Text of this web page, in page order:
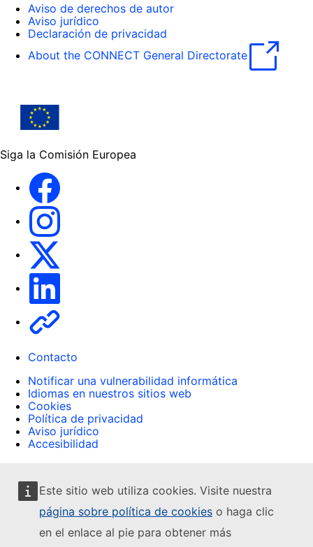
Este sitio web utiliza cookies. Visite nuestra
página sobre política de cookies o haga clic
en el enlace al pie para obtener más
Aviso de derechos de autor
Aviso jurídico
Declaración de privacidad
About the CONNECT General Directorate
Siga la Comisión Europea
Contacto
Notificar una vulnerabilidad informática
Idiomas en nuestros sitios web
Cookies
Política de privacidad
Aviso jurídico
Accesibilidad